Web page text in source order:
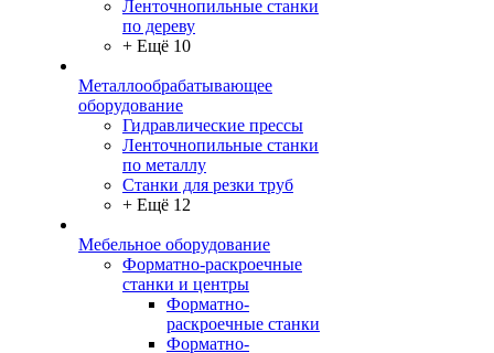
Ленточнопильные станки
по дереву
+ Ещё 10
Металлообрабатывающее
оборудование
Гидравлические прессы
Ленточнопильные станки
по металлу
Станки для резки труб
+ Ещё 12
Мебельное оборудование
Форматно-раскроечные
станки и центры
Форматно-
раскроечные станки
Форматно-